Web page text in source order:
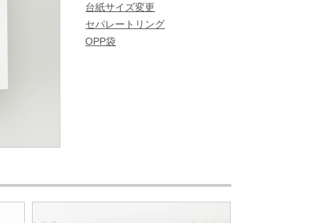
台紙サイズ変更
セパレートリング
OPP袋